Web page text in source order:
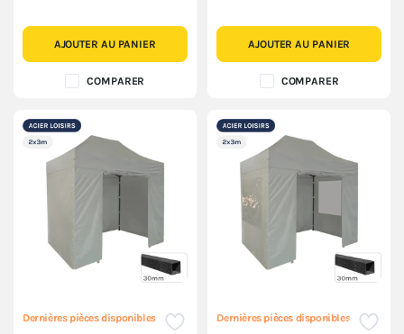
AJOUTER AU PANIER
COMPARER
AJOUTER AU PANIER
COMPARER
Dernières pièces disponibles Dernières pièces disponibles